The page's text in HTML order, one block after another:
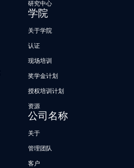
研究中心
学院
关于学院
认证
现场培训
奖学金计划
授权培训计划
资源
公司名称
关于
管理团队
客户